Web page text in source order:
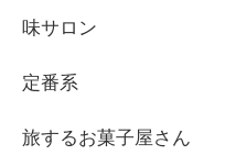
味サロン
定番系
旅するお菓子屋さん